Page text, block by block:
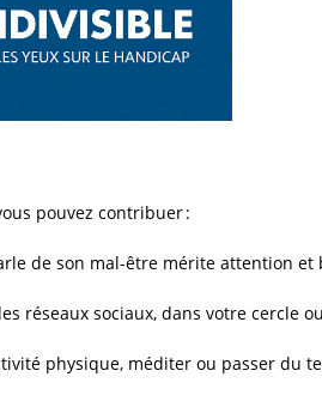
pouvez contribuer :
de son mal-être mérite attention et
réseaux sociaux, dans votre cercle
physique, méditer ou passer du